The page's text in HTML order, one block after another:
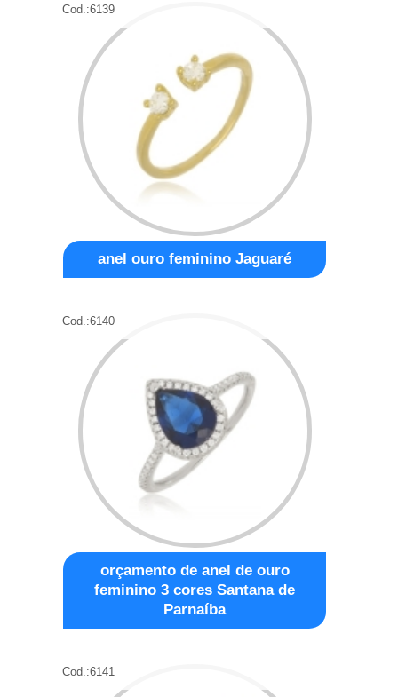
Cod.:6139
anel ouro feminino Jaguaré
Cod.:6140
orçamento de anel de ouro
feminino 3 cores Santana de
Parnaíba
Cod.:6141